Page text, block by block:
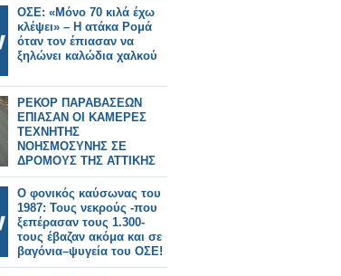
ΟΣΕ: «Μόνο 70 κιλά έχω
κλέψει» – Η ατάκα Ρομά
όταν τον έπιασαν να
ξηλώνει καλώδια χαλκού
ΡΕΚΟΡ ΠΑΡΑΒΑΣΕΩΝ
ΕΠΙΑΣΑΝ ΟΙ ΚΑΜΕΡΕΣ
ΤΕΧΝΗΤΗΣ
ΝΟΗΣΜΟΣΥΝΗΣ ΣΕ
ΔΡΟΜΟΥΣ ΤΗΣ ΑΤΤΙΚΗΣ
Ο φονικός καύσωνας του
1987: Τους νεκρούς -που
ξεπέρασαν τους 1.300-
τους έβαζαν ακόμα και σε
βαγόνια–ψυγεία του ΟΣΕ!